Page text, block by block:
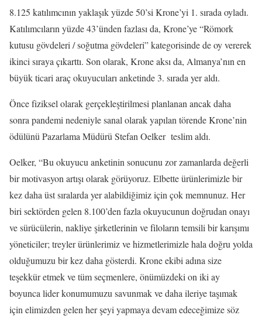
8.125 katılımcının yaklaşık yüzde 50’si Krone’yi 1. sırada oyladı.
Katılımcıların yüzde 43’ünden fazlası da, Krone’ye “Römork
kutusu gövdeleri / soğutma gövdeleri” kategorisinde de oy vererek
ikinci sıraya çıkarttı. Son olarak, Krone aksı da, Almanya’nın en
büyük ticari araç okuyucuları anketinde 3. sırada yer aldı.
Önce fiziksel olarak gerçekleştirilmesi planlanan ancak daha
sonra pandemi nedeniyle sanal olarak yapılan törende Krone’nin
ödülünü Pazarlama Müdürü Stefan Oelker teslim aldı.
Oelker, “Bu okuyucu anketinin sonucunu zor zamanlarda değerli
bir motivasyon artışı olarak görüyoruz. Elbette ürünlerimizle bir
kez daha üst sıralarda yer alabildiğimiz için çok memnunuz. Her
biri sektörden gelen 8.100’den fazla okuyucunun doğrudan onayı
ve sürücülerin, nakliye şirketlerinin ve filoların temsili bir karışımı
yöneticiler; treyler ürünlerimiz ve hizmetlerimizle hala doğru yolda
olduğumuzu bir kez daha gösterdi. Krone ekibi adına size
teşekkür etmek ve tüm seçmenlere, önümüzdeki on iki ay
boyunca lider konumumuzu savunmak ve daha ileriye taşımak
için elimizden gelen her şeyi yapmaya devam edeceğimize söz